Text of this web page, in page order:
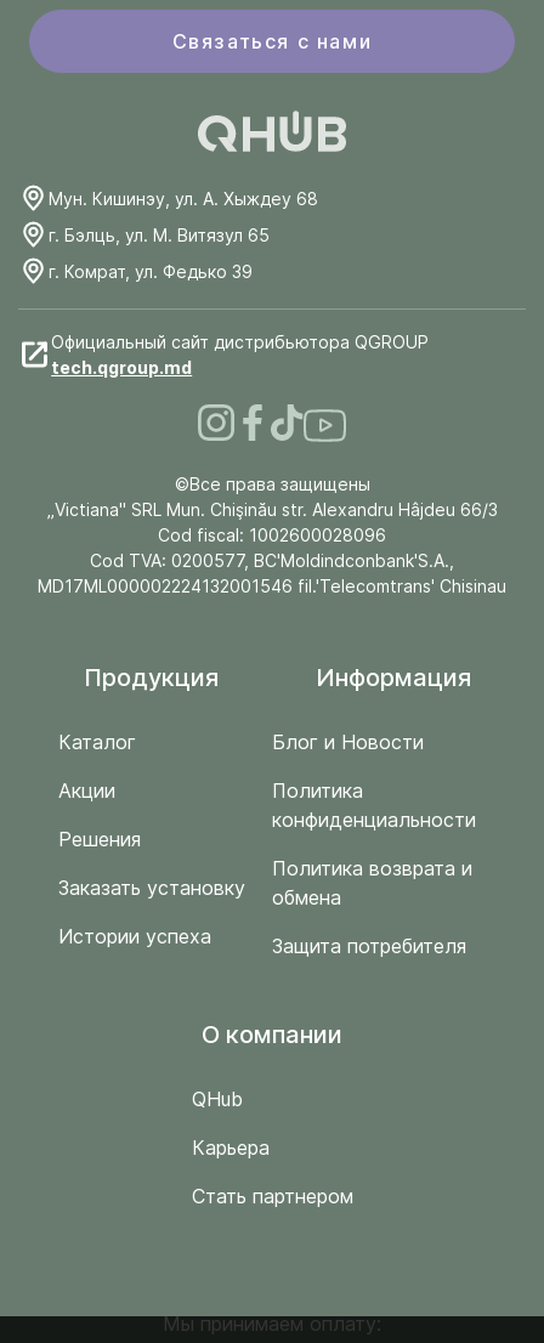
Связаться с нами
Мун. Кишинэу, ул. А. Хыждеу 68
г. Бэлць, ул. М. Витязул 65
г. Комрат, ул. Федько 39
Официальный сайт дистрибьютора QGROUP
tech.qgroup.md
©Все права защищены
„Victiana" SRL Mun. Chişinău str. Alexandru Hâjdeu 66/3
Cod fiscal: 1002600028096
Cod TVA: 0200577, BC'Moldindconbank'S.A.,
MD17ML000002224132001546 fil.'Telecomtrans' Chisinau
Продукция
Каталог
Акции
Решения
Заказать установку
Истории успеха
Информация
Блог и Новости
Политика
конфиденциальности
Политика возврата и
обмена
Защита потребителя
O компании
QHub
Карьера
Стать партнером
Мы принимаем оплату: